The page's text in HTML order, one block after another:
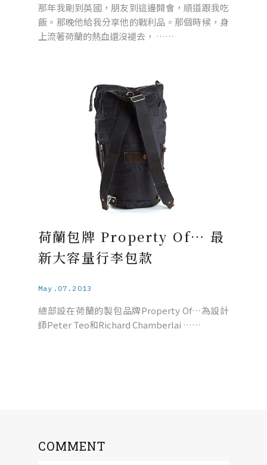
那年我剛到英國，朋友到這邊開會，順道跟我吃
飯。那晚他給我分享他的戰利品。那個時候，身
上流著荷蘭的熱血還沒褪去， ……
荷蘭包牌 Property Of… 最
新大容量行李包款
May.07.2013
總部設在荷蘭的製包品牌Property Of…為設計
師Peter Teo和Richard Chamberlai ……
COMMENT